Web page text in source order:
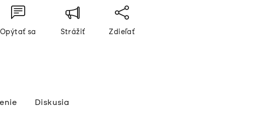
Opýtať sa Strážiť Zdieľať
Diskusia